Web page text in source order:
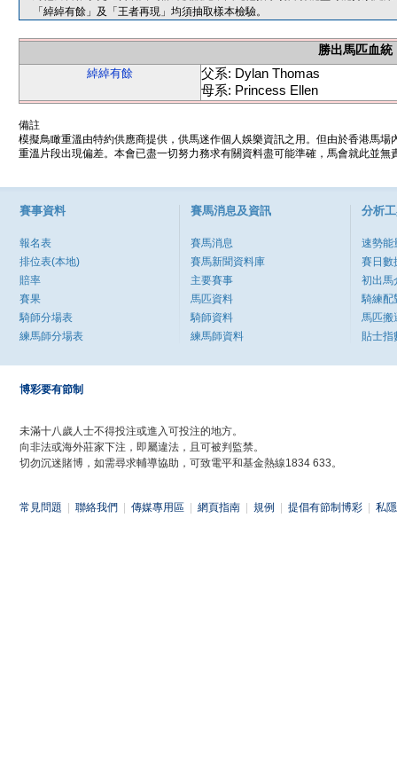
「綽綽有餘」及「王者再現」均須抽取樣本檢驗。
勝出馬匹血統
綽綽有餘
父系: Dylan Thomas
母系: Princess Ellen
備註
模擬鳥瞰重溫由特約供應商提供，供馬迷作個人娛樂資訊之用。但由於香港馬
重溫片段出現偏差。本會已盡一切努力務求有關資料盡可能準確，馬會就此並
賽事資料
報名表
排位表(本地)
賠率
賽果
騎師分場表
練馬師分場表
賽馬消息及資訊
賽馬消息
賽馬新聞資料庫
主要賽事
馬匹資料
騎師資料
練馬師資料
分析
速勢能
賽日數
初出馬
騎練配
馬匹搬
貼士指
博彩要有節制
未滿十八歲人士不得投注或進入可投注的地方。
向非法或海外莊家下注，即屬違法，且可被判監禁。
切勿沉迷賭博，如需尋求輔導協助，可致電平和基金熱線1834 633。
常見問題 聯絡我們 傳媒專用區 網頁指南 規例 提倡有節制博彩 私